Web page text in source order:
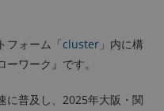
フォーム「cluster 」内に構
ワーク』です。
に普及し、2025年大阪・関